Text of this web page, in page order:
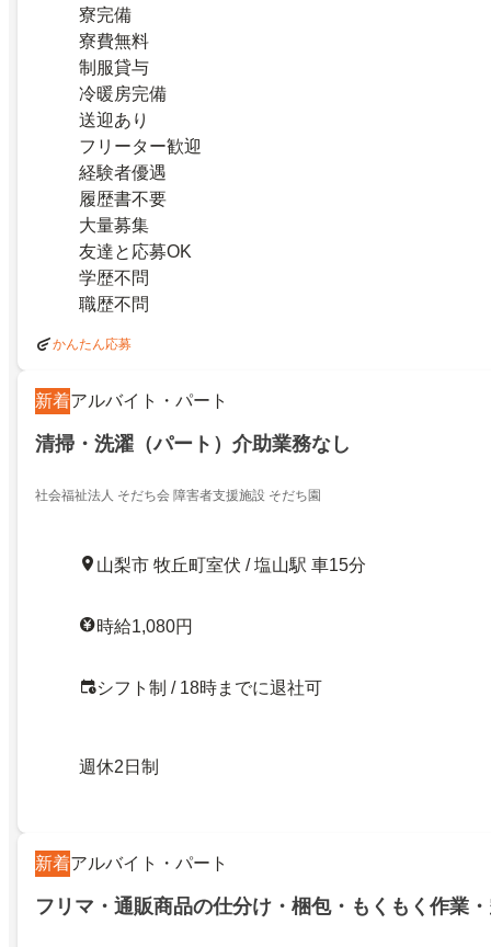
寮完備
寮費無料
制服貸与
冷暖房完備
送迎あり
フリーター歓迎
経験者優遇
履歴書不要
大量募集
友達と応募OK
学歴不問
職歴不問
かんたん応募
新着アルバイト・パート
清掃・洗濯（パート）介助業務なし
社会福祉法人 そだち会 障害者支援施設 そだち園
山梨市 牧丘町室伏 / 塩山駅 車15分
時給1,080円
シフト制 / 18時までに退社可
週休2日制
新着アルバイト・パート
フリマ・通販商品の仕分け・梱包・もくもく作業